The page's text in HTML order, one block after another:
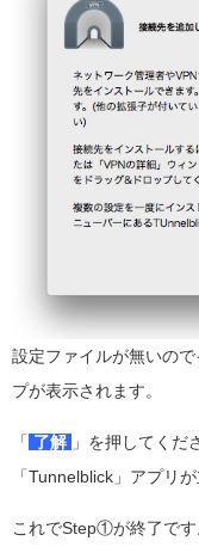
設定ファイルが無いの
プが表示されます。
「 了解 」を押してくだ
「Tunnelblick」アプリ
これでStep①が終了で